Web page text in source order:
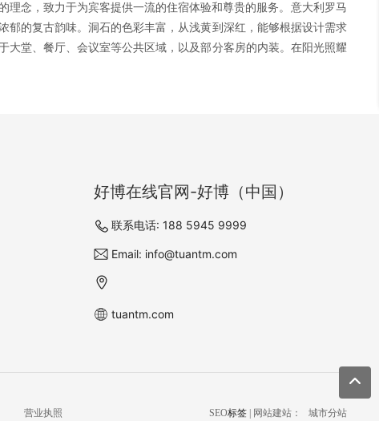
理念，致力于为宾客提供一流的住宿体验和尊贵的服务。意大利罗马
的复古韵味。洞石的色彩丰富，从浅黄到深红，能够根据设计需求
堂、餐厅、会议室等公共区域，以及部分客房的内装。在阳光照耀
好博在线官网-好博（中国）
联系电话: 188 5945 9999
Email: info@tuantm.com
tuantm.com
营业执照 SEO标签| 网站建站： 城市分站